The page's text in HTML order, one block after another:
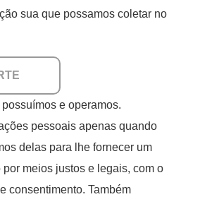
sua que possamos coletar no
e operamos.
pessoais apenas quando
delas para lhe fornecer um
meios justos e legais, com o
consentimento. Também